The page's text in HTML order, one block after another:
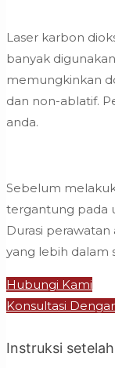
Laser karbon
banyak
memungkinkan
dan non-ablatif.
anda.
Sebelum
tergantung pada
Durasi
yang lebih dalam
Hubungi Kami
Konsultasi
Instruksi